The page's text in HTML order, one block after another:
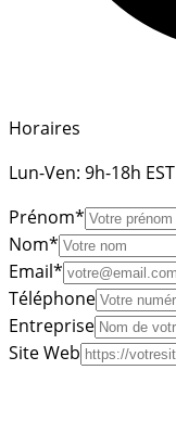
Horaires
Lun-Ven: 9h-18h EST
Prénom*
Nom*
Email*
Téléphone
Entreprise
Site Web